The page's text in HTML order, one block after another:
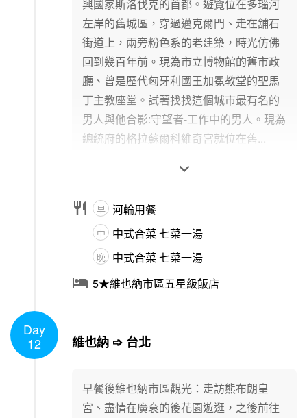
興國家斯洛伐克的首都。遊覽位在多瑙河
左岸的舊城區，穿過邁克爾門、走在舖石
街道上，兩旁粉色系的老建築，時光仿佛
回到幾百年前。現為市立博物館的舊市政
廳、曾是歷代匈牙利國王加冕教堂的聖馬
丁主教座堂。試著找找這個城市最有名的
男人與他合影:守望者-工作中的男人。現為
總統府的格拉蘇爾科維奇宮就位在舊...

 早 河輪用餐
中 中式合菜 七菜一湯
晚 中式合菜 七菜一湯
 5★維也納市區五星級飯店
Day
12
維也納 ➩ 台北
早餐後維也納市區觀光：走訪熊布朗皇
宮、盡情在廣袬的後花園遊逛，之後前往